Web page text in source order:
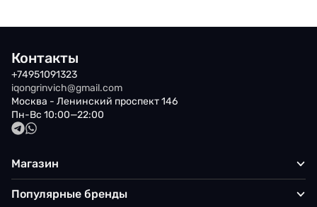
Контакты
+74951091323
iqongrinvich@gmail.com
Москва - Ленинский проспект 146
Пн-Вс 10:00—22:00
Магазин
Популярные бренды